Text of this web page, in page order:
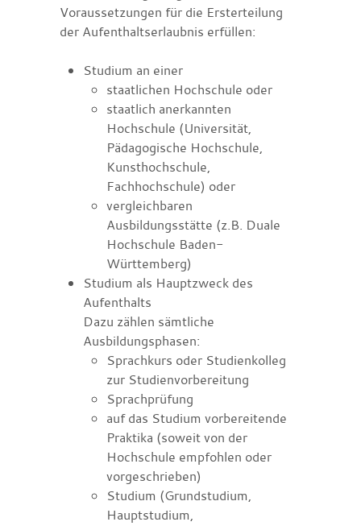
Voraussetzungen für die Ersterteilung
der Aufenthaltserlaubnis erfüllen:
Studium an einer
staatlichen Hochschule oder
staatlich anerkannten
Hochschule (Universität,
Pädagogische Hochschule,
Kunsthochschule,
Fachhochschule) oder
vergleichbaren
Ausbildungsstätte (z.B. Duale
Hochschule Baden-
Württemberg)
Studium als Hauptzweck des
Aufenthalts
Dazu zählen sämtliche
Ausbildungsphasen:
Sprachkurs oder Studienkolleg
zur Studienvorbereitung
Sprachprüfung
auf das Studium vorbereitende
Praktika (soweit von der
Hochschule empfohlen oder
vorgeschrieben)
Studium (Grundstudium,
Hauptstudium,